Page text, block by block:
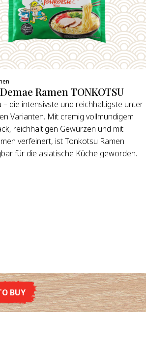
Ramen TONKOTSU
– die intensivste und reichhaltigste unter
Varianten. Mit cremig vollmundigem
reichhaltigen Gewürzen und mit
verfeinert, ist Tonkotsu Ramen
für die asiatische Küche geworden.
BUY
DETAILS